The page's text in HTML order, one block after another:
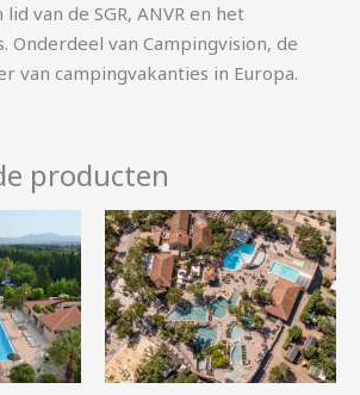
van de SGR, ANVR en het
Onderdeel van Campingvision, de
van campingvakanties in Europa.
producten